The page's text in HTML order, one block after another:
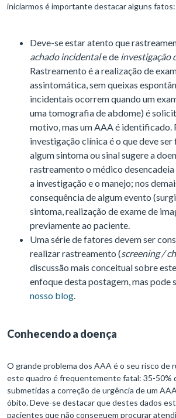
iniciarmos é importante destacar alguns fatos:
Deve-se estar atento que
achado incidentale de investigação
Rastreamento é a realização de
assintomática, sem queixas
incidentais ocorrem quando um
uma tomografia de abdome) é
motivo, mas um AAA é identificado.
investigação clínica é o que deve
algum sintoma ou sinal sugere a
rastreamento o médico
a investigação e o manejo; nos
consequência de algum evento
sintoma, realização de exame de
previamente ao paciente.
Uma série de fatores devem ser
realizar rastreamento (screening /
discussão mais conceitual sobre
enfoque desta postagem, mas pode
nosso blog.
Conhecendo a doença
O grande problema dos AAA é o seu risco de
este quadro é frequentemente fatal: 35-50%
submetidas a correção de urgência de um
óbito. Deve-se destacar que destes dados
pacientes que não conseguem procurar